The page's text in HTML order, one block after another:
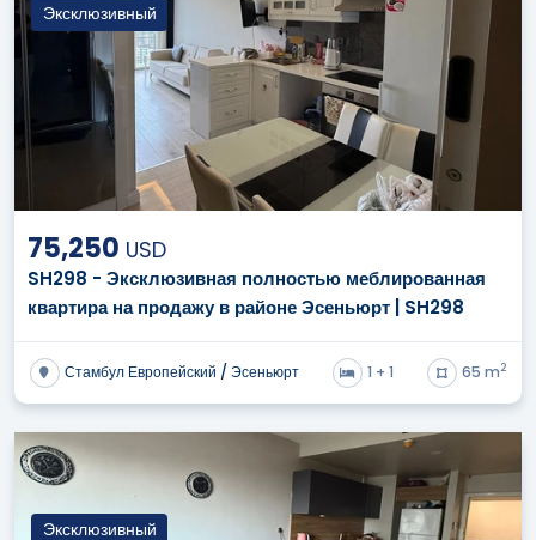
Эксклюзивный
75,250 USD
SH298 - Эксклюзивная полностью меблированная
квартира на продажу в районе Эсеньюрт | SH298
Стамбул Европейский / Эсеньюрт 1 + 1 65 m2
Эксклюзивный